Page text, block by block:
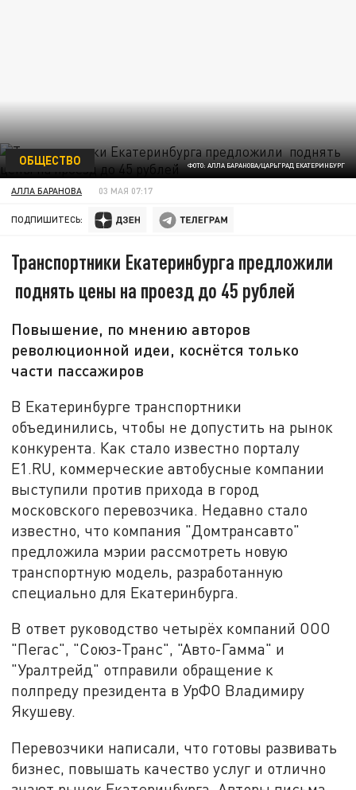
ФОТО: АЛЛА БАРАНОВА/ЦАРЬГРАД ЕКАТЕРИНБУРГ
ОБЩЕСТВО
АЛЛА БАРАНОВА 03 МАЯ 07:17
ПОДПИШИТЕСЬ:
Транспортники Екатеринбурга предложили
поднять цены на проезд до 45 рублей
Повышение, по мнению авторов
революционной идеи, коснётся только
части пассажиров
В Екатеринбурге транспортники
объединились, чтобы не допустить на рынок
конкурента. Как стало известно порталу
E1.RU, коммерческие автобусные компании
выступили против прихода в город
московского перевозчика. Недавно стало
известно, что компания "Домтрансавто"
предложила мэрии рассмотреть новую
транспортную модель, разработанную
специально для Екатеринбурга.
В ответ руководство четырёх компаний ООО
"Пегас", "Союз-Транс", "Авто-Гамма" и
"Уралтрейд" отправили обращение к
полпреду президента в УрФО Владимиру
Якушеву.
Перевозчики написали, что готовы развивать
бизнес, повышать качество услуг и отлично